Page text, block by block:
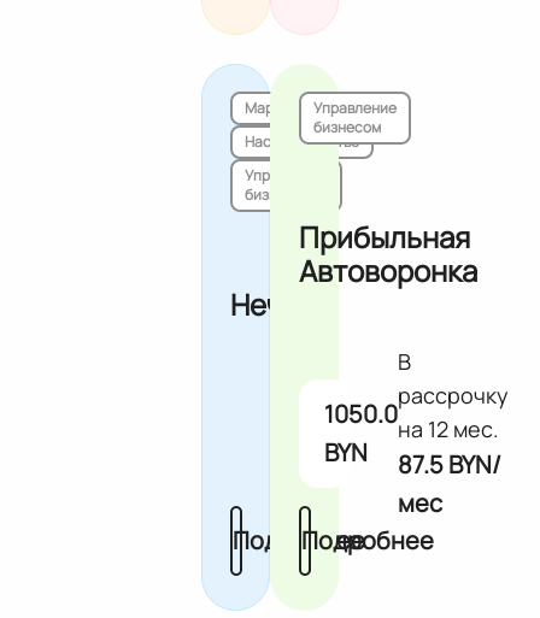
Маркетинг
Наставничество
Управление
бизнесом
Нечто
Подробнее
Управление
бизнесом
Прибыльная
Автоворонка
1050.0
BYN
В
рассрочку
на 12 мес.
87.5 BYN/
мес
Подробнее